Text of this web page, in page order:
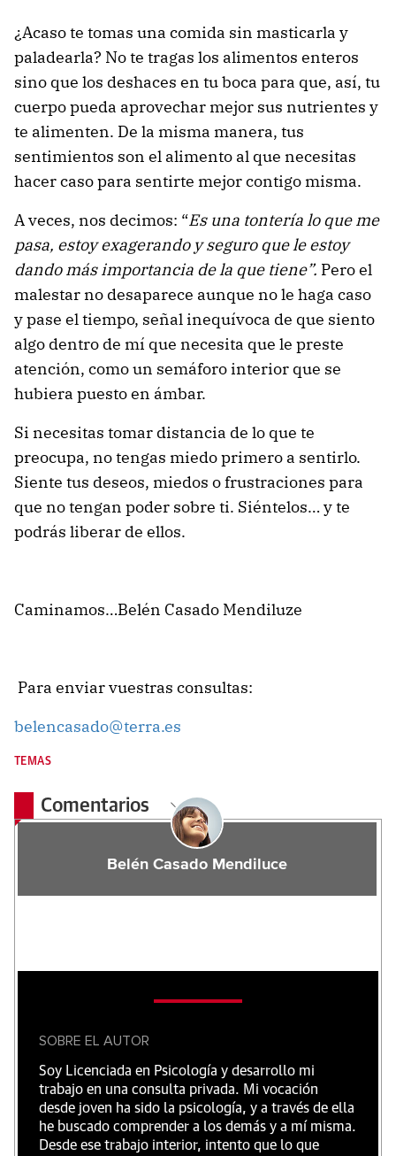
¿Acaso te tomas una comida sin masticarla y
paladearla? No te tragas los alimentos enteros
sino que los deshaces en tu boca para que, así, tu
cuerpo pueda aprovechar mejor sus nutrientes y
te alimenten. De la misma manera, tus
sentimientos son el alimento al que necesitas
hacer caso para sentirte mejor contigo misma.
A veces, nos decimos: “Es una tontería lo que me
pasa, estoy exagerando y seguro que le estoy
dando más importancia de la que tiene”. Pero el
malestar no desaparece aunque no le haga caso
y pase el tiempo, señal inequívoca de que siento
algo dentro de mí que necesita que le preste
atención, como un semáforo interior que se
hubiera puesto en ámbar.
Si necesitas tomar distancia de lo que te
preocupa, no tengas miedo primero a sentirlo.
Siente tus deseos, miedos o frustraciones para
que no tengan poder sobre ti. Siéntelos… y te
podrás liberar de ellos.
Caminamos…Belén Casado Mendiluze
Para enviar vuestras consultas:
belencasado@terra.es
TEMAS
Comentarios
Belén Casado Mendiluce
SOBRE EL AUTOR
Soy Licenciada en Psicología y desarrollo mi
trabajo en una consulta privada. Mi vocación
desde joven ha sido la psicología, y a través de ella
he buscado comprender a los demás y a mí misma.
Desde ese trabajo interior, intento que lo que